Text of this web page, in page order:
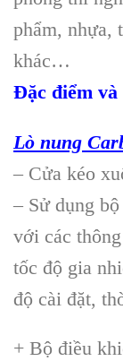
phẩm, nhựa,
khác…
Đặc điểm
Lò nung
– Cửa kéo
– Sử dụng
với các
tốc độ gia
độ cài đặt,
+ Bộ điều